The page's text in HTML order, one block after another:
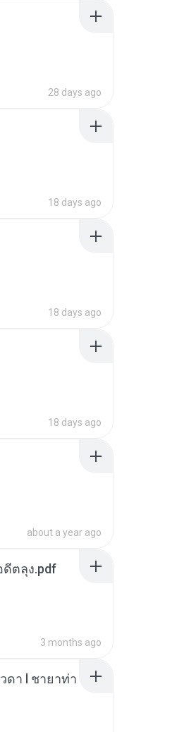
28 days ago
18 days ago
18 days ago
18 days ago
about a year ago
ตลุง.pdf
3 months ago
ดา l ชายาท่า